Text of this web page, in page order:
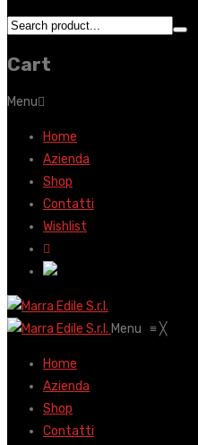
Cart
Menu
Home
Azienda
Shop
Contatti
Wishlist
Menu ≡╳
Home
Azienda
Shop
Contatti